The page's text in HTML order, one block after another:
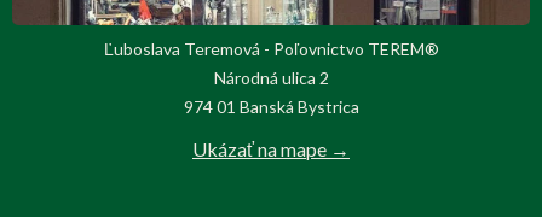
Ľuboslava Teremová - Poľovnictvo TEREM®
Národná ulica 2
974 01 Banská Bystrica
Ukázať na mape →